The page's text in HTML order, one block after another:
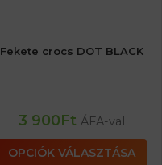
Fekete crocs DOT BLACK
3 900Ft ÁFA-val
OPCIÓK VÁLASZTÁSA